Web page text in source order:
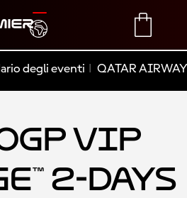
TRANSLATE
degli eventi QATAR
VIP
2-Days